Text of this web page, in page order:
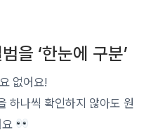
을 ‘한눈에 구분’
없어요!
하나씩 확인하지 않아도 원